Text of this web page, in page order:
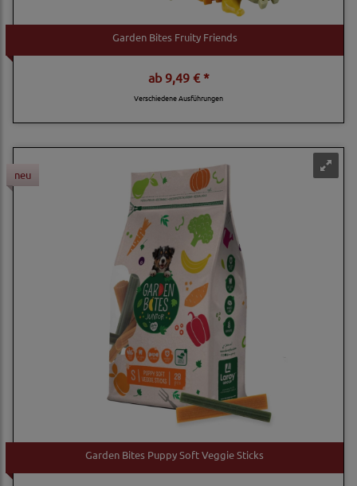
Garden Bites Fruity Friends
ab9,49 € *
Verschiedene Ausführungen
neu
Garden Bites Puppy Soft Veggie Sticks